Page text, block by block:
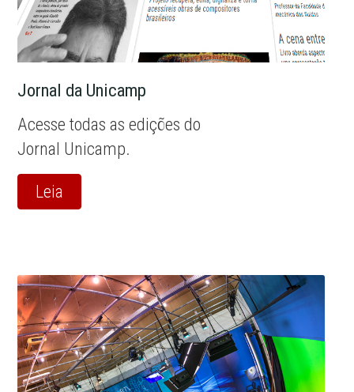
Jornal da Unicamp
Acesse todas as edições do
Jornal Unicamp.
Leia